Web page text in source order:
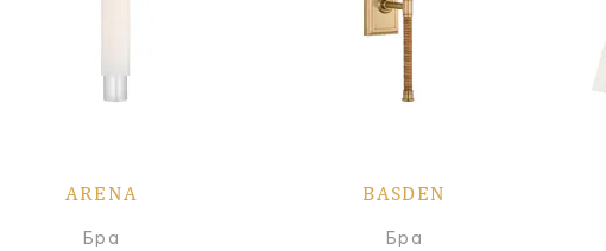
ARENA
Бра
BASDEN
Бра